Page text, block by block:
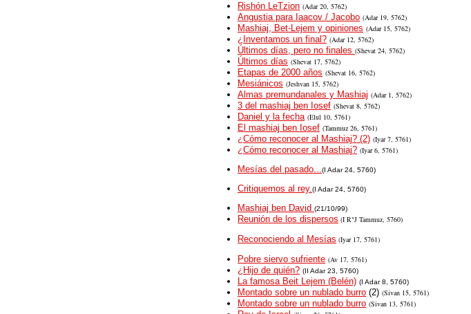
Rishón LeTzion (Adar 20, 5762)
Angustia para Iaacov / Jacobo (Adar 19, 5762)
Mashiaj, Bet-Lejem y opiniones (Adar 15, 5762)
¿Inventamos un final? (Adar 12, 5762)
Últimos días, pero no finales (Shevat 24, 5762)
Últimos días (Shevat 17, 5762)
Etapas de 2000 años (Shevat 16, 5762)
Mesiánicos (Jeshvan 15, 5762)
Almas premundanales y Mashiaj (Adar 1, 5762)
3 del mashiaj ben Iosef (Shevat 8, 5762)
Daniel y la fecha (Elul 10, 5761)
El mashiaj ben Iosef (Tammuz 26, 5761)
¿Cómo reconocer al Mashiaj? (2) (Iyar 7, 5761)
¿Cómo reconocer al Mashiaj? (Iyar 6, 5761)
Mesías del pasado...(I Adar 24, 5760)
Critiquemos al rey.(I Adar 24, 5760)
Mashiaj ben David (21/10/99)
Reunión de los dispersos (I R"J Tammuz, 5760)
Reconociendo al Mesías (Iyar 17, 5761)
Pobre siervo sufriente (Av 17, 5761)
¿Hijo de quién? (II Adar 23, 5760)
La famosa Beit Lejem (Belén) (I Adar 8, 5760)
Montado sobre un nublado burro (2) (Sivan 15, 5761)
Montado sobre un nublado burro (Sivan 13, 5761)